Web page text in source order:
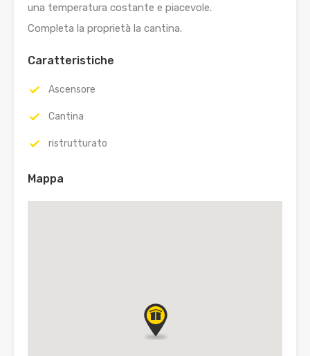
una temperatura costante e piacevole.
Completa la proprietà la cantina.
Caratteristiche
Ascensore
Cantina
ristrutturato
Mappa